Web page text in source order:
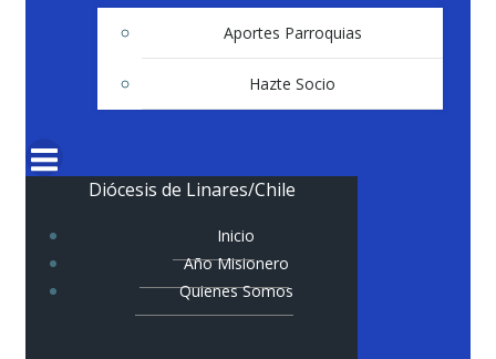
Aportes Parroquias
Hazte Socio
Diócesis de Linares/Chile
Inicio
Año Misionero
Quienes Somos